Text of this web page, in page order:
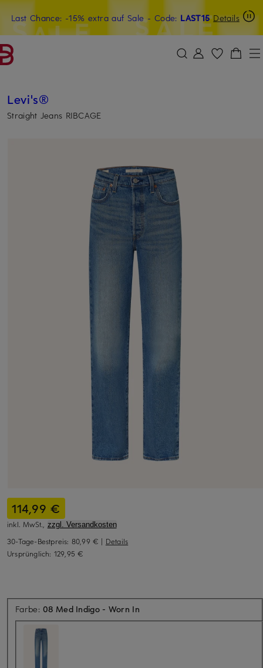
ZUM HAUPTINHALT ÜBERSPRINGEN ZUM SUCHFELD ÜBERSPRINGEN
Last Chance: -15% extra auf Sale- Code: LAST15 Details
20€-Willkommensgutschein mit Beyond sichern
Levi's®
Straight Jeans RIBCAGE
114,99 €
inkl. MwSt., zzgl. Versandkosten
30-Tage-Bestpreis: 80,99 € | Details
Ursprünglich: 129,95 €
Farbe:08 Med Indigo - Worn In